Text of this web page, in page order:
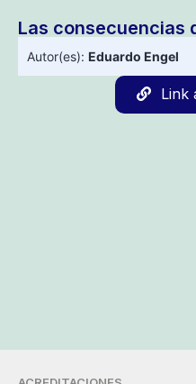
Las consecuencias
Autor(es): Eduardo Engel
Link